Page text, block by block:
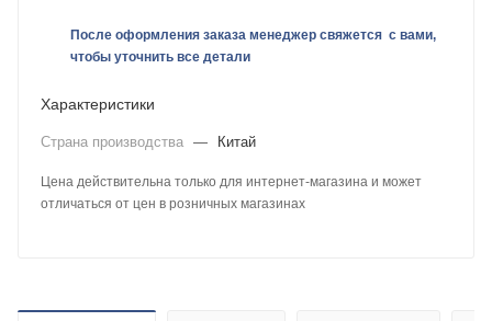
После оформления заказа менеджер свяжется с вами,
чтобы уточнить все детали
Характеристики
Страна производства — Китай
Цена действительна только для интернет-магазина и может
отличаться от цен в розничных магазинах